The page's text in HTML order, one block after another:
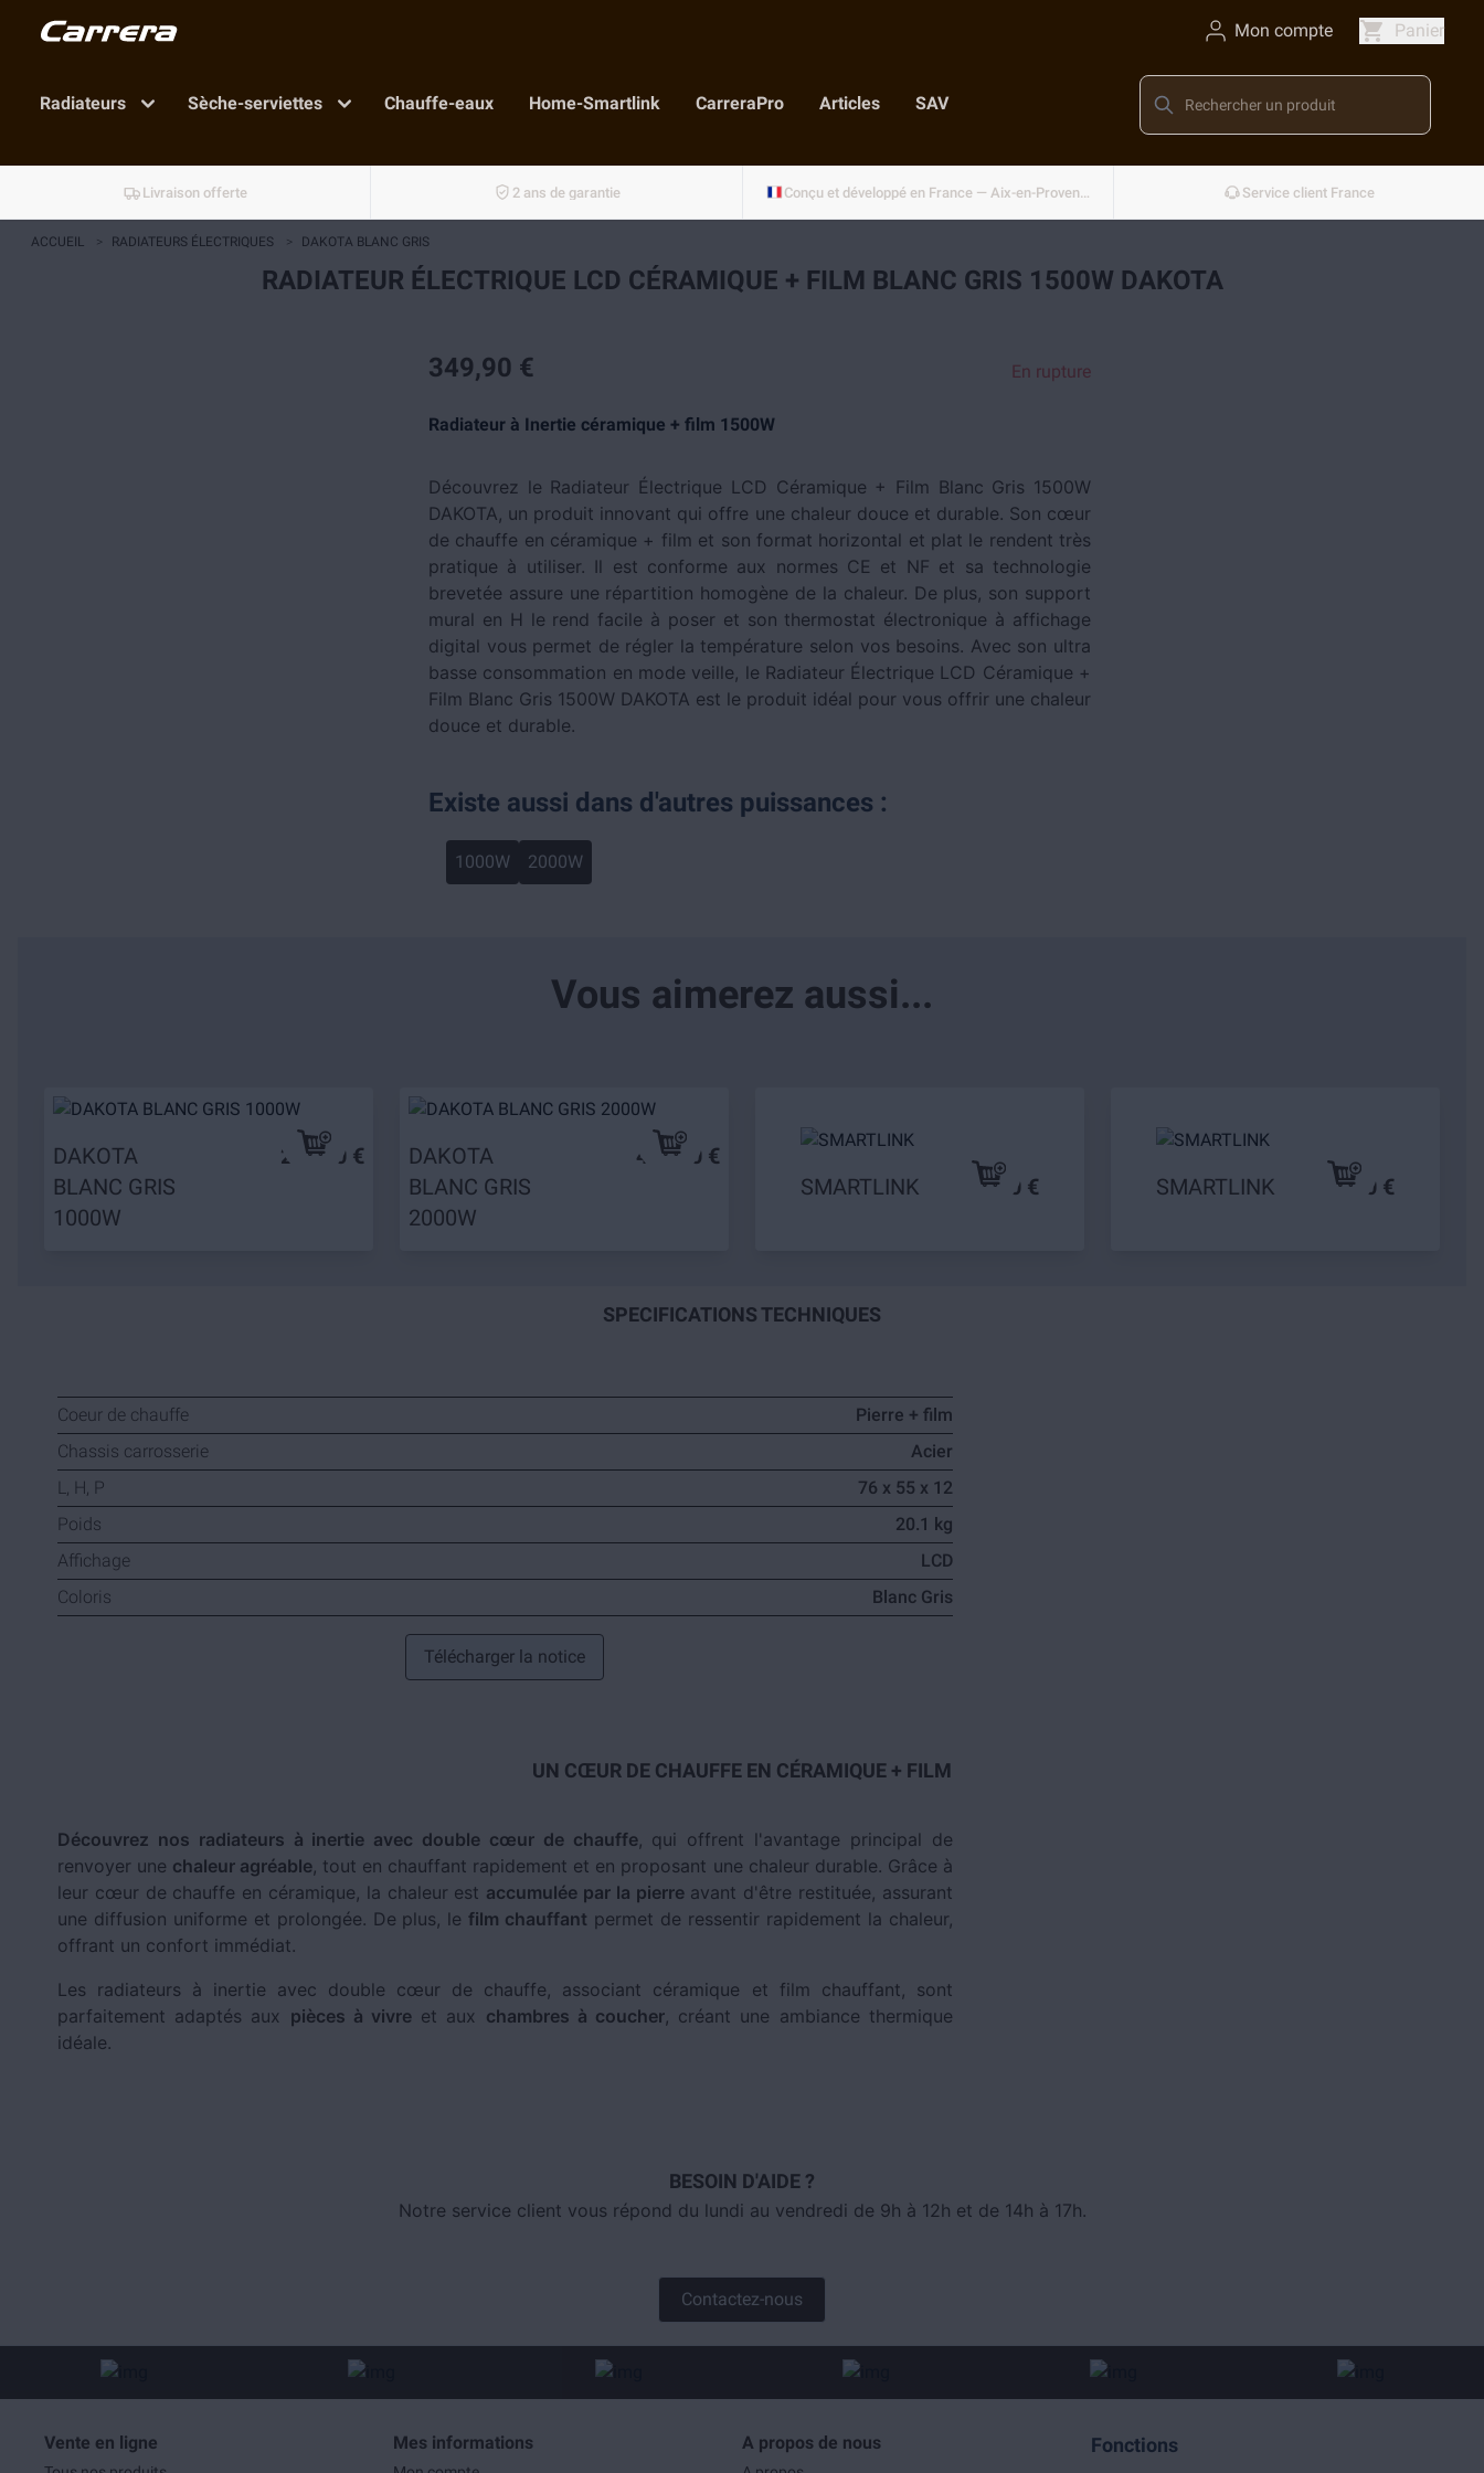
Mon compte Panier
Radiateurs Sèche-serviettes Chauffe-eaux Home-Smartlink CarreraPro Articles SAV
Livraison offerte 2 ans de garantie Conçu et développé en France — Aix-en-Provence Service client France
ACCUEIL > RADIATEURS ÉLECTRIQUES > DAKOTA BLANC GRIS
RADIATEUR ÉLECTRIQUE LCD CÉRAMIQUE + FILM BLANC GRIS 1500W DAKOTA
349,90 € En rupture
Radiateur à Inertie céramique + film 1500W
Découvrez le Radiateur Électrique LCD Céramique + Film Blanc Gris 1500W
DAKOTA, un produit innovant qui offre une chaleur douce et durable. Son cœur
de chauffe en céramique + film et son format horizontal et plat le rendent très
pratique à utiliser. Il est conforme aux normes CE et NF et sa technologie
brevetée assure une répartition homogène de la chaleur. De plus, son support
mural en H le rend facile à poser et son thermostat électronique à affichage
digital vous permet de régler la température selon vos besoins. Avec son ultra
basse consommation en mode veille, le Radiateur Électrique LCD Céramique +
Film Blanc Gris 1500W DAKOTA est le produit idéal pour vous offrir une chaleur
douce et durable.
Existe aussi dans d'autres puissances :
1000W 2000W
Vous aimerez aussi...
DAKOTA
BLANC GRIS
1000W
299,90 €
DAKOTA
BLANC GRIS
2000W
419,90 €
SMARTLINK
9,90 € SMARTLINK 39,90 €
SPECIFICATIONS TECHNIQUES
Coeur de chauffe
Pierre + film
Chassis carrosserie
Acier
L, H, P
76 x 55 x 12
Poids
20.1 kg
Affichage
LCD
Coloris
Blanc Gris
Télécharger la notice
UN CŒUR DE CHAUFFE EN CÉRAMIQUE + FILM
Découvrez nos radiateurs à inertie avec double cœur de chauffe, qui offrent l'avantage principal de
renvoyer une chaleur agréable, tout en chauffant rapidement et en proposant une chaleur durable. Grâce à
leur cœur de chauffe en céramique, la chaleur est accumulée par la pierreavant d'être restituée, assurant
une diffusion uniforme et prolongée. De plus, lefilm chauffant permet de ressentir rapidement la chaleur,
offrant un confort immédiat.
Les radiateurs à inertie avec double cœur de chauffe, associant céramique et film chauffant, sont
parfaitement adaptés aux pièces à vivreet aux chambres à coucher, créant une ambiance thermique
idéale.
BESOIN D'AIDE ?
Notre service client vous répond du lundi au vendredi de 9h à 12h et de 14h à 17h.
Contactez-nous
Vente en ligne Mes informations A propos de nous Fonctions